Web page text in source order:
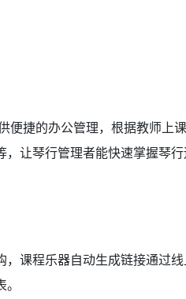
便捷的办公管理，根据教师上
让琴行管理者能快速掌握琴行
课程乐器自动生成链接通过